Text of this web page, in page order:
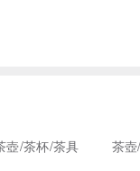
均勻度等。
度。
壺/茶杯/茶具 茶